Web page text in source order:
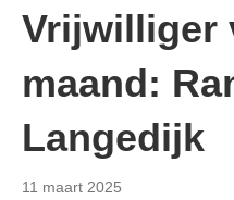
Vrijwilliger
maand:
Langedijk
11 maart 2025